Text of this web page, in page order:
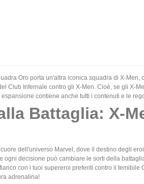
Oro porta un'altra iconica squadra di X-
Club Infernale contro gli X-Men. Cioè, se gli X-
contiene anche tutti i contenuti e le
Battaglia: X-
dell'universo Marvel, dove il destino degli
ogni decisione può cambiare le sorti della
con i tuoi supereroi preferiti contro il
adrenalina!